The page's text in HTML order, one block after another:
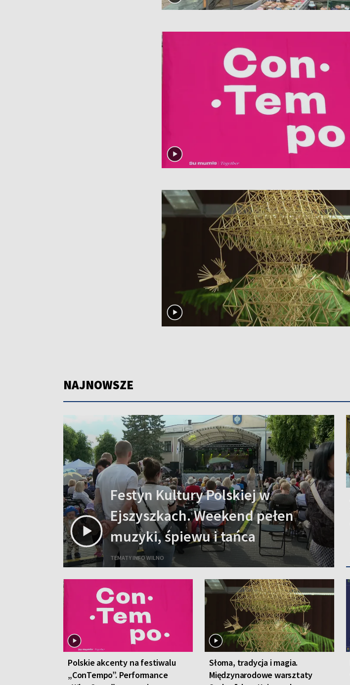
NAJNOWSZE
Festyn Kultury Polskiej w
Ejszyszkach. Weekend pełen
muzyki, śpiewu i tańca
TEMATY INFO WILNO
Polskie akcenty na festiwalu
„ConTempo”. Performance
Słoma, tradycja i magia.
Międzynarodowe warsztaty